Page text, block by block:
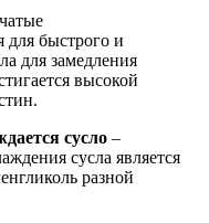
для быстрого и
для замедления
высокой
сусло –
сусла является
разной